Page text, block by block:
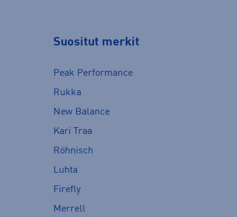
Suositut merkit
Peak Performance
Rukka
New Balance
Kari Traa
Röhnisch
Luhta
Firefly
Merrell